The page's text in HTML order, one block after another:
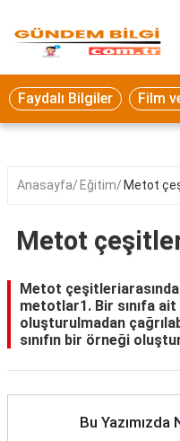
Eğitim
Ekonomi
Seyahat
Oyun
Yaşam
Hukuk
Faydalı Bilgiler Film
Anasayfa Eğitim Metot
Metot
Metot
metotlar1. Bir sınıfa ait
oluşturulmadan
sınıfın bir örneği
Bu Yazımızda